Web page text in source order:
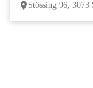
Stössing 96,